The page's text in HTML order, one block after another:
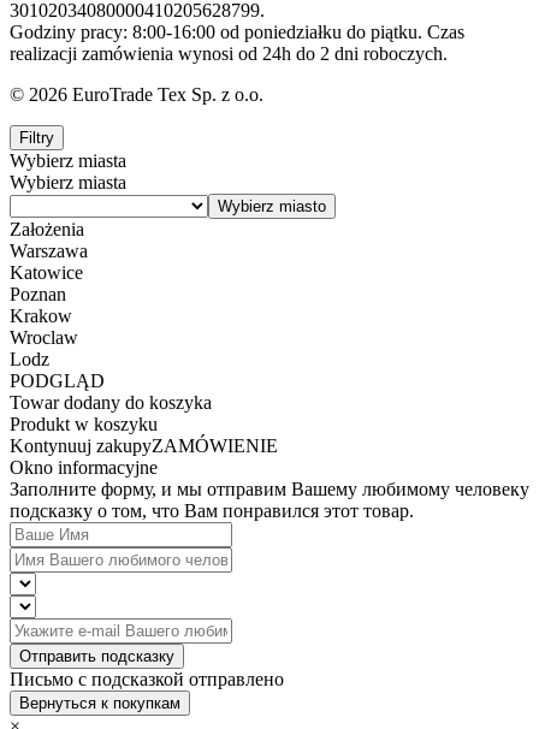
30102034080000410205628799.
Godziny pracy: 8:00-16:00 od poniedziałku do piątku. Czas
realizacji zamówienia wynosi od 24h do 2 dni roboczych.
© 2026 EuroTrade Tex Sp. z o.o.
Filtry
Wybierz miasta
Wybierz miasta
Założenia
Warszawa
Katowice
Poznan
Krakow
Wroclaw
Lodz
PODGLĄD
Towar dodany do koszyka
Produkt w koszyku
Kontynuuj zakupyZAMÓWIENIE
Okno informacyjne
Заполните форму, и мы отправим Вашему любимому человеку
подсказку о том, что Вам понравился этот товар.
Отправить подсказку
Письмо с подсказкой отправлено
Вернуться к покупкам